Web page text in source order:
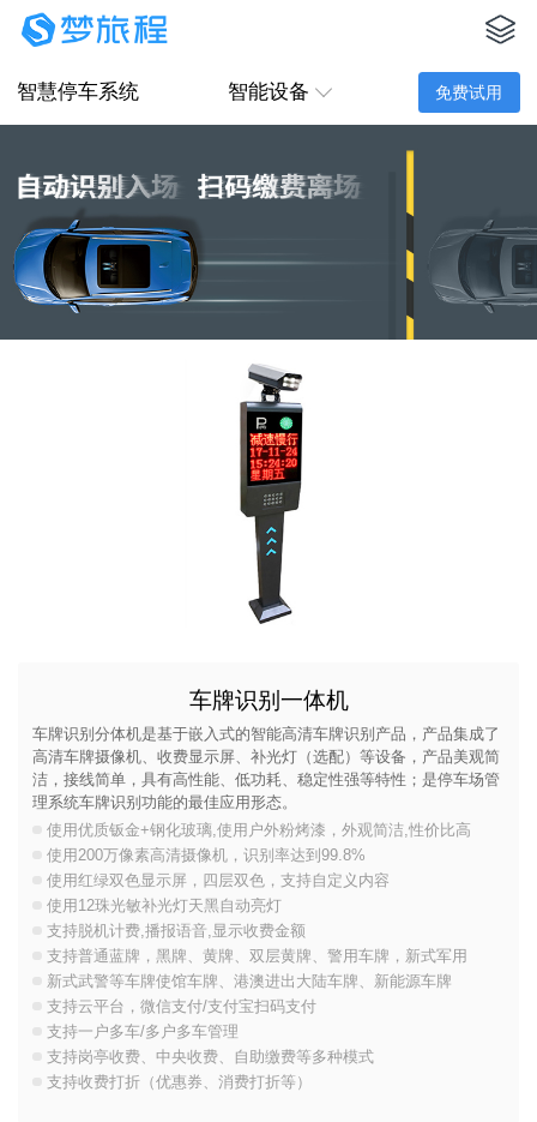
智慧停车系统 智能设备 免费试用
车牌识别一体机
车牌识别分体机是基于嵌入式的智能高清车牌识别产品，产品集成了
高清车牌摄像机、收费显示屏、补光灯（选配）等设备，产品美观简
洁，接线简单，具有高性能、低功耗、稳定性强等特性；是停车场管
理系统车牌识别功能的最佳应用形态。
使用优质钣金+钢化玻璃,使用户外粉烤漆，外观简洁,性价比高
使用200万像素高清摄像机，识别率达到99.8%
使用红绿双色显示屏，四层双色，支持自定义内容
使用12珠光敏补光灯天黑自动亮灯
支持脱机计费,播报语音,显示收费金额
支持普通蓝牌，黑牌、黄牌、双层黄牌、警用车牌，新式军用
新式武警等车牌使馆车牌、港澳进出大陆车牌、新能源车牌
支持云平台，微信支付/支付宝扫码支付
支持一户多车/多户多车管理
支持岗亭收费、中央收费、自助缴费等多种模式
支持收费打折（优惠券、消费打折等）